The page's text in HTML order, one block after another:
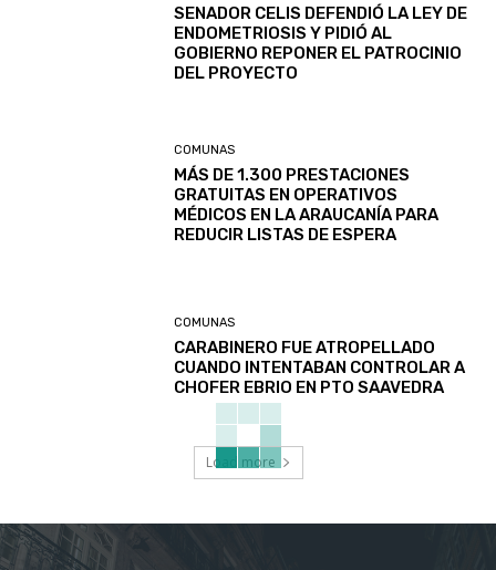
SENADOR CELIS DEFENDIÓ LA LEY DE
ENDOMETRIOSIS Y PIDIÓ AL
GOBIERNO REPONER EL PATROCINIO
DEL PROYECTO
COMUNAS
MÁS DE 1.300 PRESTACIONES
GRATUITAS EN OPERATIVOS
MÉDICOS EN LA ARAUCANÍA PARA
REDUCIR LISTAS DE ESPERA
COMUNAS
CARABINERO FUE ATROPELLADO
CUANDO INTENTABAN CONTROLAR A
CHOFER EBRIO EN PTO SAAVEDRA
Load more